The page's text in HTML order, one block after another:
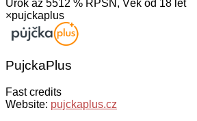
Úrok až 5512 % RPSN, Věk od 18 let
×pujckaplus
PujckaPlus
Fast credits
Website: pujckaplus.cz